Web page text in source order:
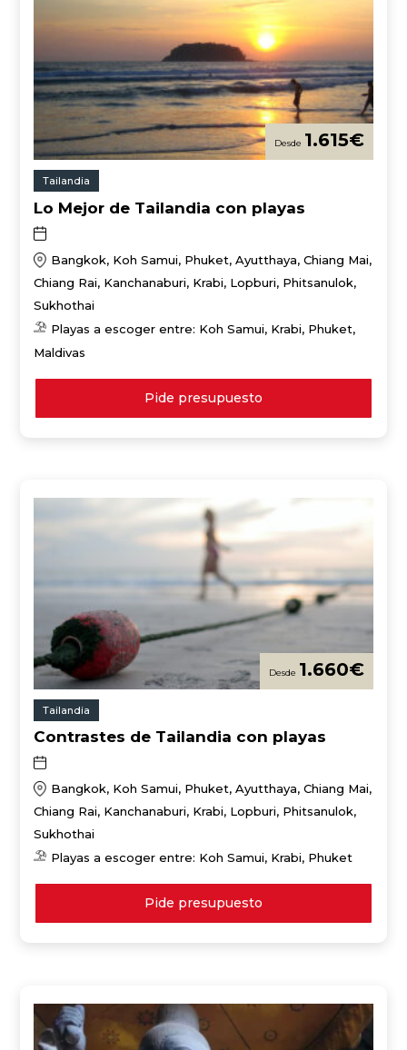
1.615€
Tailandia
Lo Mejor de Tailandia con playas
Bangkok, Koh Samui, Phuket, Ayutthaya, Chiang Mai,
Chiang Rai, Kanchanaburi, Krabi, Lopburi, Phitsanulok,
Sukhothai
Playas a escoger entre: Koh Samui, Krabi, Phuket,
Maldivas
Pide presupuesto
1.660€
Tailandia
Contrastes de Tailandia con playas
Bangkok, Koh Samui, Phuket, Ayutthaya, Chiang Mai,
Chiang Rai, Kanchanaburi, Krabi, Lopburi, Phitsanulok,
Sukhothai
Playas a escoger entre: Koh Samui, Krabi, Phuket
Pide presupuesto